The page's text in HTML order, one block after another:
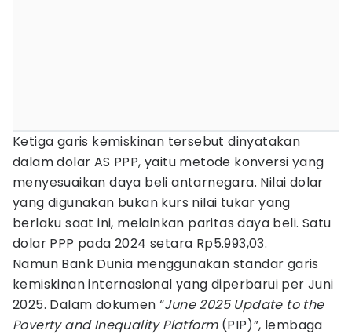
Ketiga garis kemiskinan tersebut dinyatakan
dalam dolar AS PPP, yaitu metode konversi yang
menyesuaikan daya beli antarnegara. Nilai dolar
yang digunakan bukan kurs nilai tukar yang
berlaku saat ini, melainkan paritas daya beli. Satu
dolar PPP pada 2024 setara Rp5.993,03.
Namun Bank Dunia menggunakan standar garis
kemiskinan internasional yang diperbarui per Juni
2025. Dalam dokumen “June 2025 Update to the
Poverty and Inequality Platform(PIP)”, lembaga